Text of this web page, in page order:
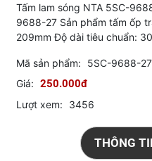
Tấm lam sóng NTA 5SC-
9688-27 Sản phẩm tấm ốp
209mm Độ dài tiêu chuẩn:
Mã sản phẩm:
5SC-9688-27
Giá: 250.000đ
Lượt xem: 3456
THÔNG